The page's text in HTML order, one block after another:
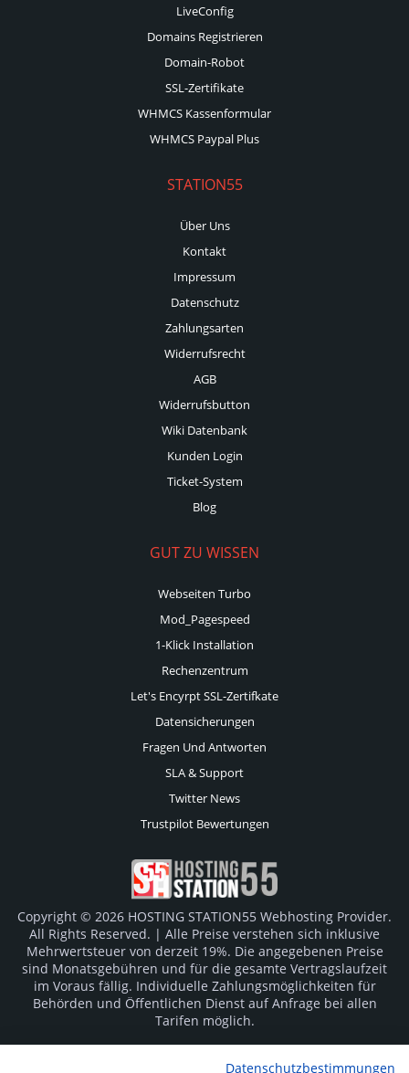
LiveConfig
Domains Registrieren
Domain-Robot
SSL-Zertifikate
WHMCS Kassenformular
WHMCS Paypal Plus
STATION55
Über Uns
Kontakt
Impressum
Datenschutz
Zahlungsarten
Widerrufsrecht
AGB
Widerrufsbutton
Wiki Datenbank
Kunden Login
Ticket-System
Blog
GUT ZU WISSEN
Webseiten Turbo
Mod_Pagespeed
1-Klick Installation
Rechenzentrum
Let's Encyrpt SSL-Zertifkate
Datensicherungen
Fragen Und Antworten
SLA & Support
Twitter News
Trustpilot Bewertungen
Copyright © 2026 HOSTING STATION55 Webhosting Provider.
All Rights Reserved. | Alle Preise verstehen sich inklusive
Mehrwertsteuer von derzeit 19%. Die angegebenen Preise
sind Monatsgebühren und für die gesamte Vertragslaufzeit
im Voraus fällig. Individuelle Zahlungsmöglichkeiten für
Behörden und Öffentlichen Dienst auf Anfrage bei allen
Tarifen möglich.
Datenschutzbestimmungen